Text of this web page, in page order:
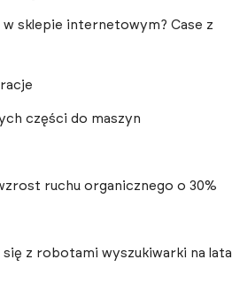
sklepie internetowym? Case z
części do maszyn
ruchu organicznego o 30%
z robotami wyszukiwarki na lata